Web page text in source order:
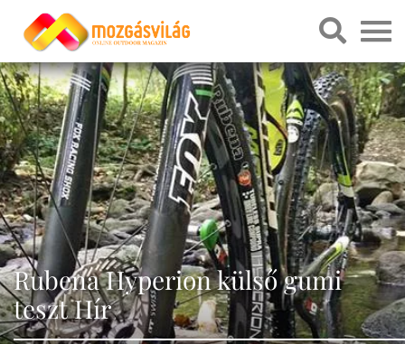
Rubena Hyperion külső gumi
teszt Hír